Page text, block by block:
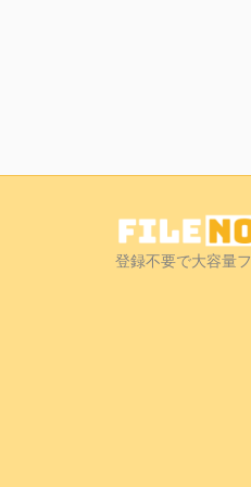
登録不要で大容量